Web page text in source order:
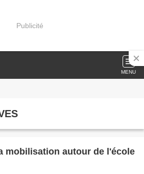
Publicité
MENU
mobilisation autour de l'école